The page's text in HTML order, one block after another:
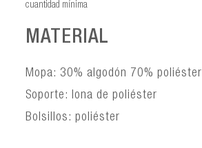
cuantidad mínima
MATERIAL
Mopa: 30% algodón 70% poliéster
Soporte: lona de poliéster
Bolsillos: poliéster